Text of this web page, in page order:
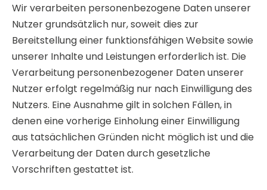
Wir verarbeiten personenbezogene Daten unserer
Nutzer grundsätzlich nur, soweit dies zur
Bereitstellung einer funktionsfähigen Website sowie
unserer Inhalte und Leistungen erforderlich ist. Die
Verarbeitung personenbezogener Daten unserer
Nutzer erfolgt regelmäßig nur nach Einwilligung des
Nutzers. Eine Ausnahme gilt in solchen Fällen, in
denen eine vorherige Einholung einer Einwilligung
aus tatsächlichen Gründen nicht möglich ist und die
Verarbeitung der Daten durch gesetzliche
Vorschriften gestattet ist.